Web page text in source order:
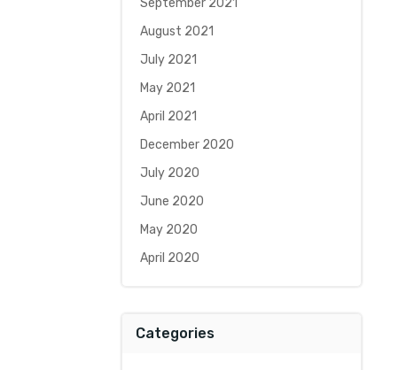
September 2021
August 2021
July 2021
May 2021
April 2021
December 2020
July 2020
June 2020
May 2020
April 2020
Categories